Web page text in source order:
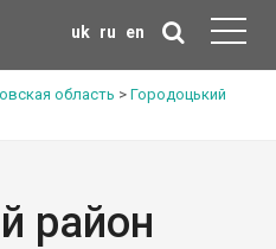
uk ru en
область > Городоцький
район